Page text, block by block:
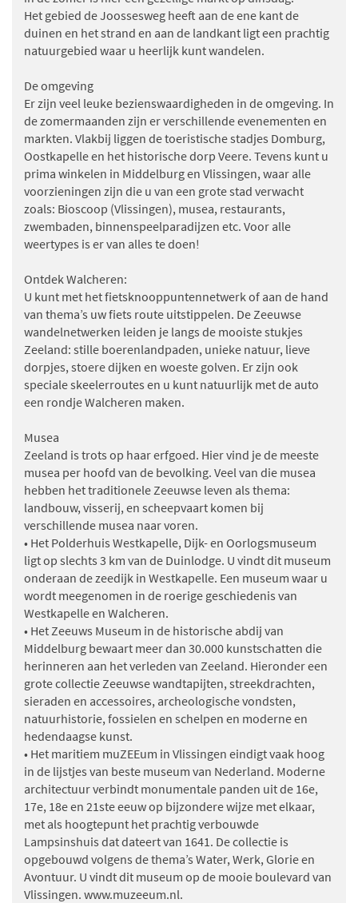
minuten op het strand.
Een echte aanrader dus voor een heerlijk verblijf in
Zeeland.
Het gebied de Joossesweg heeft aan de ene kant de
duinen en het strand en aan de landkant ligt een prachtig
natuurgebied waar u heerlijk kunt wandelen.
De omgeving
Er zijn veel leuke bezienswaardigheden in de omgeving. In
de zomermaanden zijn er verschillende evenementen en
markten. Vlakbij liggen de toeristische stadjes Domburg,
Oostkapelle en het historische dorp Veere. Tevens kunt u
prima winkelen in Middelburg en Vlissingen, waar alle
voorzieningen zijn die u van een grote stad verwacht
zoals: Bioscoop (Vlissingen), musea, restaurants,
zwembaden, binnenspeelparadijzen etc. Voor alle
weertypes is er van alles te doen!
Ontdek Walcheren:
U kunt met het fietsknooppuntennetwerk of aan de hand
van thema’s uw fiets route uitstippelen. De Zeeuwse
wandelnetwerken leiden je langs de mooiste stukjes
Zeeland: stille boerenlandpaden, unieke natuur, lieve
dorpjes, stoere dijken en woeste golven. Er zijn ook
speciale skeelerroutes en u kunt natuurlijk met de auto
een rondje Walcheren maken.
Musea
Zeeland is trots op haar erfgoed. Hier vind je de meeste
musea per hoofd van de bevolking. Veel van die musea
hebben het traditionele Zeeuwse leven als thema:
landbouw, visserij, en scheepvaart komen bij
verschillende musea naar voren.
• Het Polderhuis Westkapelle, Dijk- en Oorlogsmuseum
ligt op slechts 3 km van de Duinlodge. U vindt dit museum
onderaan de zeedijk in Westkapelle. Een museum waar u
wordt meegenomen in de roerige geschiedenis van
Westkapelle en Walcheren.
• Het Zeeuws Museum in de historische abdij van
Middelburg bewaart meer dan 30.000 kunstschatten die
herinneren aan het verleden van Zeeland. Hieronder een
grote collectie Zeeuwse wandtapijten, streekdrachten,
sieraden en accessoires, archeologische vondsten,
natuurhistorie, fossielen en schelpen en moderne en
hedendaagse kunst.
• Het maritiem muZEEum in Vlissingen eindigt vaak hoog
in de lijstjes van beste museum van Nederland. Moderne
architectuur verbindt monumentale panden uit de 16e,
17e, 18e en 21ste eeuw op bijzondere wijze met elkaar,
met als hoogtepunt het prachtig verbouwde
Lampsinshuis dat dateert van 1641. De collectie is
opgebouwd volgens de thema’s Water, Werk, Glorie en
Avontuur. U vindt dit museum op de mooie boulevard van
Vlissingen. www.muzeeum.nl.